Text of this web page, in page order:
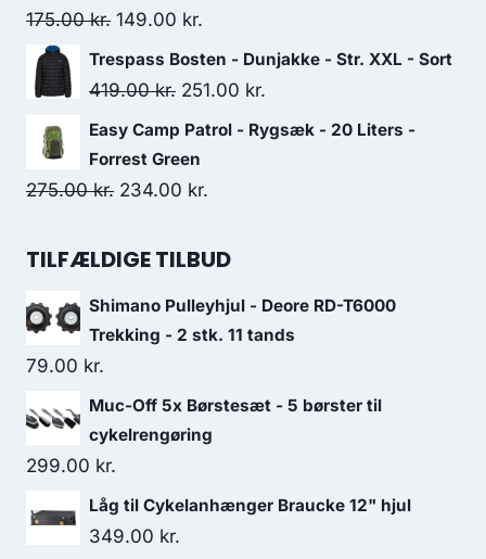
1,499.00 kr..
175.00kr. Original
price
was:
149.00 kr.
price
is:
Trespass Bosten - Dunjakke - Str. XXL - Sort
419.00kr. Original
price
was:
419.00 kr..
251.00 kr.
price
Easy Camp Patrol - Rygsæk - 20 Liters -
Forrest Green
275.00kr. Original
was:
234.00 kr.
is:
TILFÆLDIGE TILBUD
Shimano Pulleyhjul - Deore RD-T6000
Trekking - 2 stk. 11 tands
79.00 kr.
Muc-Off 5x Børstesæt - 5 børster til
cykelrengøring
299.00 kr.
Låg til Cykelanhænger Braucke 12" hjul
349.00 kr.